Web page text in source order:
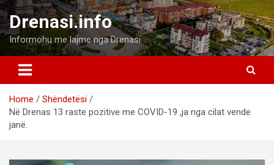
Skip
to
content
Drenasi.info
Informohu me lajme nga Drenasi.
Home
Shëndetësi
Në Drenas 13 raste pozitive me COVID-19 ,ja nga cilat vende
janë.